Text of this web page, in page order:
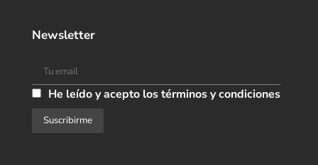
Newsletter
He leído y acepto los términos y condiciones